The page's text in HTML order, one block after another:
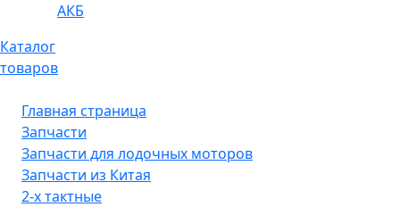
АКБ
Каталог
товаров
Главная страница
Запчасти
Запчасти для лодочных моторов
Запчасти из Китая
2-х тактные